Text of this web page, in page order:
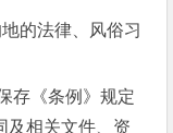
的法律、风俗习
《条例》规定
及相关文件、资